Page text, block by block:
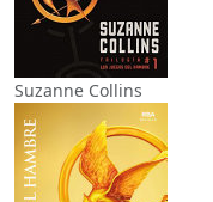
Suzanne Collins